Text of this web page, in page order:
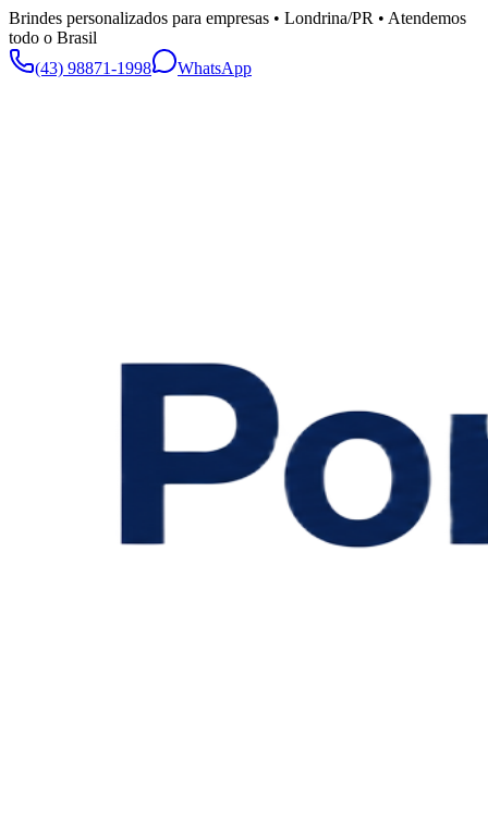
Brindes personalizados para empresas • Londrina/PR • Atendemos
todo o Brasil
(43) 98871-1998
WhatsApp